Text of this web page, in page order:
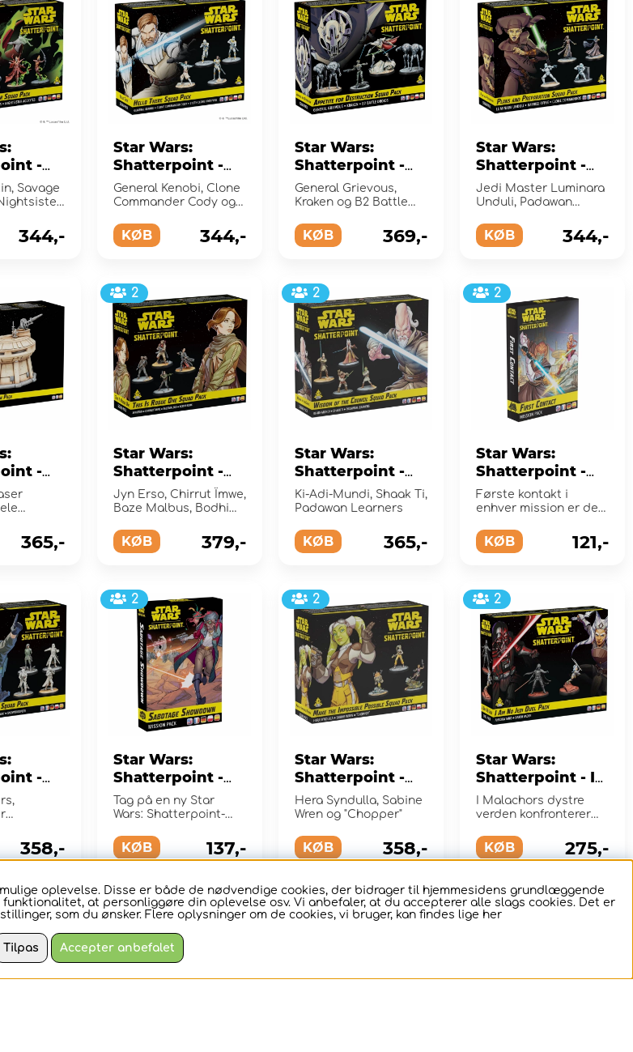
-
Squad
Savage
344,-
Star Wars:
Shatterpoint -
Hello There
Squad Pack
General Kenobi, Clone
Commander Cody og
Troopers
KØB 344,-
Star Wars:
Shatterpoint -
Appetite for
Destruction
(Exp.)
General Grievous,
Kraken og B2 Battle
KØB 369,-
Star Wars:
Shatterpoint -
Plans and
Preparation
(Exp.)
Jedi Master Luminara
Unduli, Padawan
Republic Clone
Commandos
KØB 344,-
-
365,-
2
Star Wars:
Shatterpoint -
This is Rogue
One Squad Pack
Jyn Erso, Chirrut Îmwe,
Baze Malbus, Bodhi
KØB 379,-
2
Star Wars:
Shatterpoint -
Wisdom of the
Council Squad
Ki-Adi-Mundi, Shaak Ti,
Padawan Learners
KØB 365,-
2
Star Wars:
Shatterpoint -
First Contact
Mission Pack
Første kontakt i
enhver mission er den
have det rigtige ...
KØB 121,-
-
358,-
2
Star Wars:
Shatterpoint -
Sabotage
Showdown
(Exp.)
Tag på en ny Star
Wars: Shatterpoint-
KØB 137,-
2
Star Wars:
Shatterpoint -
Make the
Impossible
Pack (Exp.)
Hera Syndulla, Sabine
Wren og "Chopper"
KØB 358,-
2
Star Wars:
Shatterpoint - I
Am No Jedi Duel
Pack (Exp.)
I Malachors dystre
verden konfronterer
midt i ruinerne af et
Sith-tem...
KØB 275,-
2 2 2
oplevelse. Disse er både de nødvendige cookies, der bidrager til hjemmesidens grundlæggende
at personliggøre din oplevelse osv. Vi anbefaler, at du accepterer alle slags cookies. Det er
som du ønsker. Flere oplysninger om de cookies, vi bruger, kan findes lige her
Tilpas Accepter anbefalet